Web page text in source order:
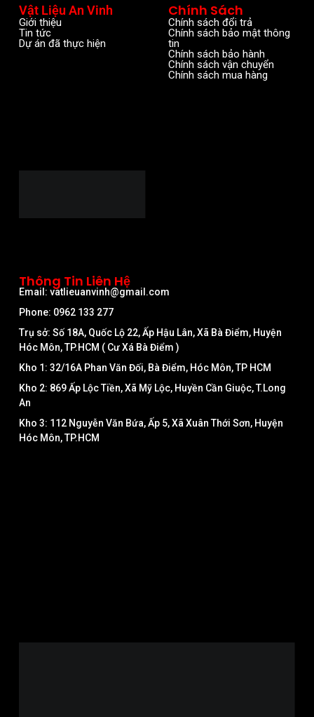
Vật Liệu An Vinh
Giới thiệu
Tin tức
Dự án đã thực hiện
Chính Sách
Chính sách đổi trả
Chính sách bảo mật thông
tin
Chính sách bảo hành
Chính sách vận chuyển
Chính sách mua hàng
Thông Tin Liên Hệ
Email: vatlieuanvinh@gmail.com
Phone: 0962 133 277
Trụ sở: Số 18A, Quốc Lộ 22, Ấp Hậu Lân, Xã Bà Điểm, Huyện
Hóc Môn, TP.HCM ( Cư Xá Bà Điểm )
Kho 1: 32/16A Phan Văn Đối, Bà Điểm, Hóc Môn, TP HCM
Kho 2: 869 Ấp Lộc Tiền, Xã Mỹ Lộc, Huyền Cần Giuộc, T.Long
An
Kho 3: 112 Nguyễn Văn Bứa, Ấp 5, Xã Xuân Thới Sơn, Huyện
Hóc Môn, TP.HCM